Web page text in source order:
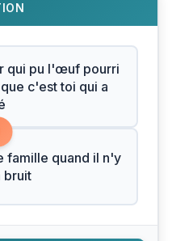
qui pu l'œuf pourri
c'est toi qui a
famille quand il n'y
bruit